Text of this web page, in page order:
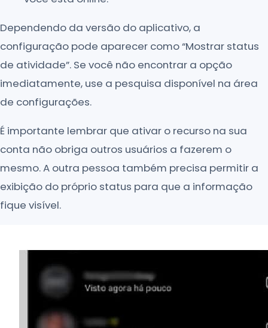
Dependendo da versão do aplicativo, a
configuração pode aparecer como “Mostrar status
de atividade”. Se você não encontrar a opção
imediatamente, use a pesquisa disponível na área
de configurações.
É importante lembrar que ativar o recurso na sua
conta não obriga outros usuários a fazerem o
mesmo. A outra pessoa também precisa permitir a
exibição do próprio status para que a informação
fique visível.